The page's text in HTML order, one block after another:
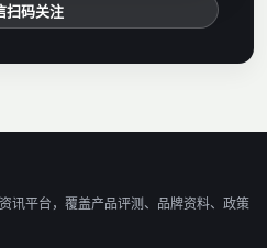
扫码关注
讯平台，覆盖产品评测、品牌资料、政策